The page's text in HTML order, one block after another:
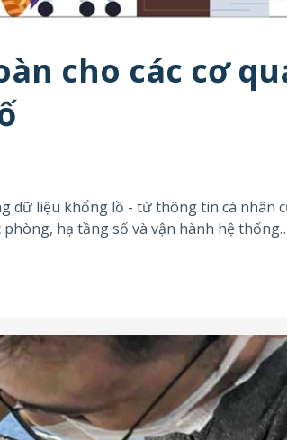
cho các cơ
dữ liệu khổng lồ - từ thông tin cá nhân
hạ tầng số và vận hành hệ thống